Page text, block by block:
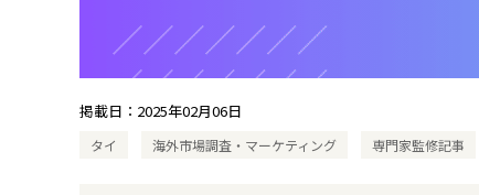
掲載日： 2025年02月06日
タイ 海外市場調査・マーケティング 専門家監修記事